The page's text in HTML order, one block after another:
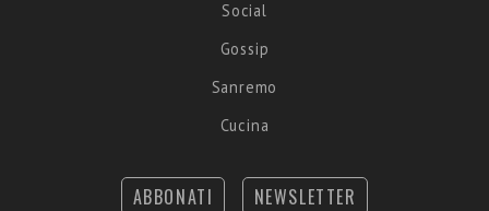
Social
Gossip
Sanremo
Cucina
ABBONATI NEWSLETTER